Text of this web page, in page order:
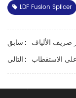
LDF Fusion Splicer
سابق : صريف الألياف
التالى :